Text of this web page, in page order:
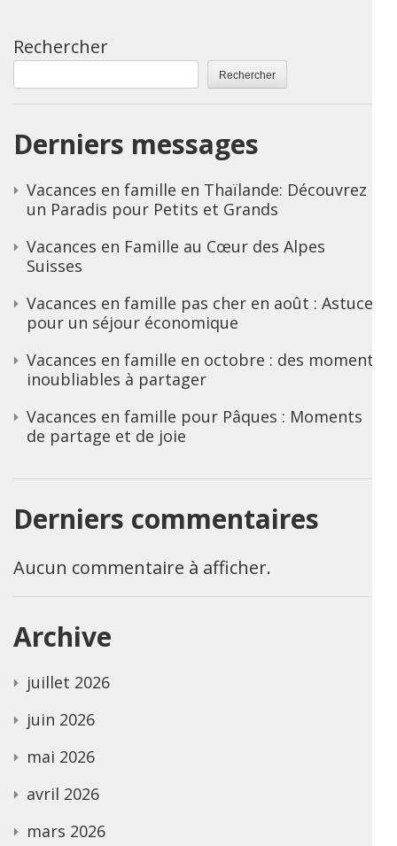
Rechercher
Rechercher
Derniers messages
Vacances en famille en Thaïlande: Découvrez
un Paradis pour Petits et Grands
Vacances en Famille au Cœur des Alpes
Suisses
Vacances en famille pas cher en août : Astuces
pour un séjour économique
Vacances en famille en octobre : des moments
inoubliables à partager
Vacances en famille pour Pâques : Moments
de partage et de joie
Derniers commentaires
Aucun commentaire à afficher.
Archive
juillet 2026
juin 2026
mai 2026
avril 2026
mars 2026